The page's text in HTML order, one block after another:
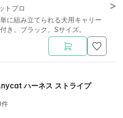
トプロ
に組み立てられる犬用キャリー
き。ブラック。Sサイズ。
ハーネス ストライプ